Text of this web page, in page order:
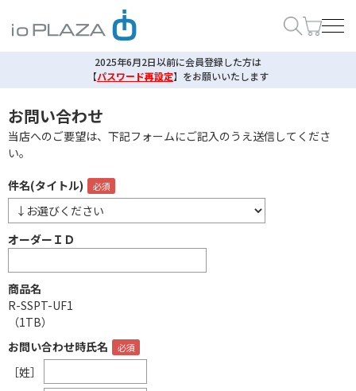
2025年6月2日以前に会員登録した方は
【パスワード再設定】 をお願いいたします
お問い合わせ
当店へのご要望は、下記フォームにご記入のうえ送信してくださ
い。
件名(タイトル)
オーダーＩＤ
商品名
R-SSPT-UF1
（1TB）
お問い合わせ時氏名
［姓］